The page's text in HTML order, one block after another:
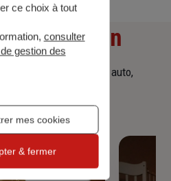
simulation
tarifaire d'assurance, auto,
ce choix à tout
consulter
gestion des
mes cookies
& fermer